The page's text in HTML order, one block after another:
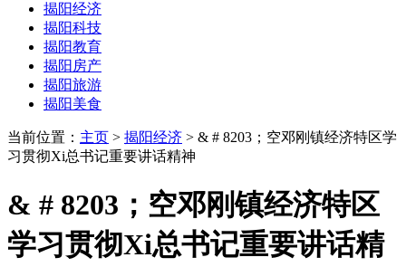
揭阳经济
揭阳科技
揭阳教育
揭阳房产
揭阳旅游
揭阳美食
当前位置： 主页 > 揭阳经济 > & # 8203；空邓刚镇经济特区学
习贯彻Xi总书记重要讲话精神
& # 8203；空邓刚镇经济特区
学习贯彻Xi总书记重要讲话精